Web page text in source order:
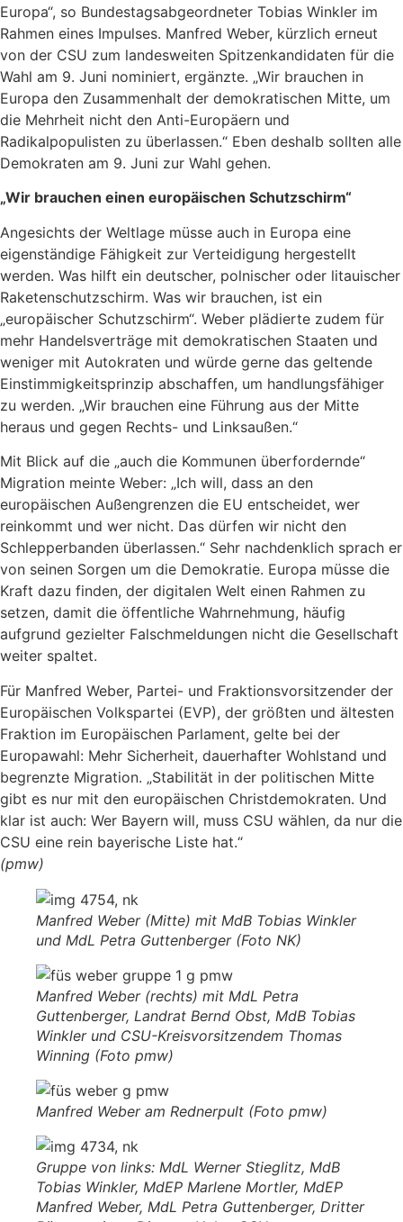
Europa“, so Bundestagsabgeordneter Tobias Winkler im
Rahmen eines Impulses. Manfred Weber, kürzlich erneut
von der CSU zum landesweiten Spitzenkandidaten für die
Wahl am 9. Juni nominiert, ergänzte. „Wir brauchen in
Europa den Zusammenhalt der demokratischen Mitte, um
die Mehrheit nicht den Anti-Europäern und
Radikalpopulisten zu überlassen.“ Eben deshalb sollten alle
Demokraten am 9. Juni zur Wahl gehen.
„Wir brauchen einen europäischen Schutzschirm“
Angesichts der Weltlage müsse auch in Europa eine
eigenständige Fähigkeit zur Verteidigung hergestellt
werden. Was hilft ein deutscher, polnischer oder litauischer
Raketenschutzschirm. Was wir brauchen, ist ein
„europäischer Schutzschirm“. Weber plädierte zudem für
mehr Handelsverträge mit demokratischen Staaten und
weniger mit Autokraten und würde gerne das geltende
Einstimmigkeitsprinzip abschaffen, um handlungsfähiger
zu werden. „Wir brauchen eine Führung aus der Mitte
heraus und gegen Rechts- und Linksaußen.“
Mit Blick auf die „auch die Kommunen überfordernde“
Migration meinte Weber: „Ich will, dass an den
europäischen Außengrenzen die EU entscheidet, wer
reinkommt und wer nicht. Das dürfen wir nicht den
Schlepperbanden überlassen.“ Sehr nachdenklich sprach er
von seinen Sorgen um die Demokratie. Europa müsse die
Kraft dazu finden, der digitalen Welt einen Rahmen zu
setzen, damit die öffentliche Wahrnehmung, häufig
aufgrund gezielter Falschmeldungen nicht die Gesellschaft
weiter spaltet.
Für Manfred Weber, Partei- und Fraktionsvorsitzender der
Europäischen Volkspartei (EVP), der größten und ältesten
Fraktion im Europäischen Parlament, gelte bei der
Europawahl: Mehr Sicherheit, dauerhafter Wohlstand und
begrenzte Migration. „Stabilität in der politischen Mitte
gibt es nur mit den europäischen Christdemokraten. Und
klar ist auch: Wer Bayern will, muss CSU wählen, da nur die
CSU eine rein bayerische Liste hat.“
(pmw)
Manfred Weber (Mitte) mit MdB Tobias Winkler
und MdL Petra Guttenberger (Foto NK)
Manfred Weber (rechts) mit MdL Petra
Guttenberger, Landrat Bernd Obst, MdB Tobias
Winkler und CSU-Kreisvorsitzendem Thomas
Winning (Foto pmw)
Manfred Weber am Rednerpult (Foto pmw)
Gruppe von links: MdL Werner Stieglitz, MdB
Tobias Winkler, MdEP Marlene Mortler, MdEP
Manfred Weber, MdL Petra Guttenberger, Dritter